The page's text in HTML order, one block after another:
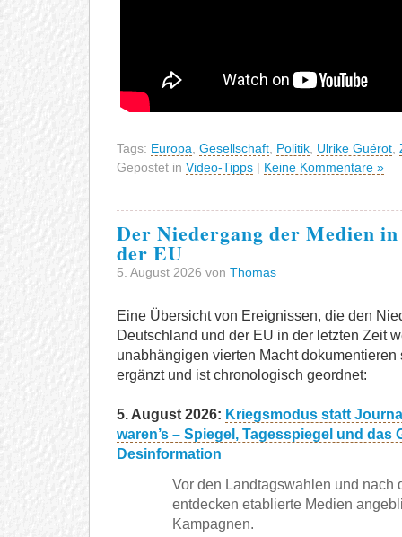
Tags: Europa Gesellschaft Politik Ulrike Guérot
Gepostet in Video-Tipps | Keine Kommentare »
Der Niedergang der Medien
der EU
5. August 2026 von Thomas
Eine Übersicht von Ereignissen, die den
Deutschland und der EU in der letzten Zeit
unabhängigen vierten Macht
ergänzt und ist chronologisch geordnet:
5. August 2026: Kriegsmodus statt
waren’s – Spiegel, Tagesspiegel und das
Desinformation
Vor den Landtagswahlen und nach
entdecken etablierte Medien
Kampagnen.